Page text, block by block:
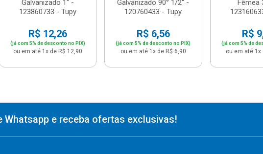
Galvanizado 1" -
123860733 - Tupy
R$ 12,26
(já com 5% de desconto no PIX)
ou em até 1x de R$ 12,90
Galvanizado 90° 1/2" -
120760433 - Tupy
R$ 6,56
(já com 5% de desconto no PIX)
ou em até 1x de R$ 6,90
Fêmea
R$
(já com 5% de
ou em até 1x
Whatsapp e receba ofertas exclusivas!